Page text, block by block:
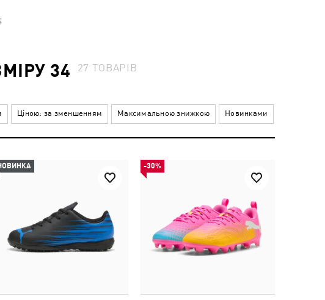
34 27ТОВАРІВ
Ціною: за зменшенням Максимальною знижкою Новинками
-30%